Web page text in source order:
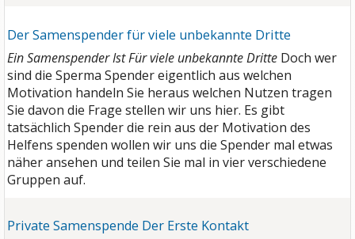
Der Samenspender für viele unbekannte Dritte
Ein Samenspender Ist Für viele unbekannte Dritte Doch wer
sind die Sperma Spender eigentlich aus welchen
Motivation handeln Sie heraus welchen Nutzen tragen
Sie davon die Frage stellen wir uns hier. Es gibt
tatsächlich Spender die rein aus der Motivation des
Helfens spenden wollen wir uns die Spender mal etwas
näher ansehen und teilen Sie mal in vier verschiedene
Gruppen auf.
Private Samenspende Der Erste Kontakt